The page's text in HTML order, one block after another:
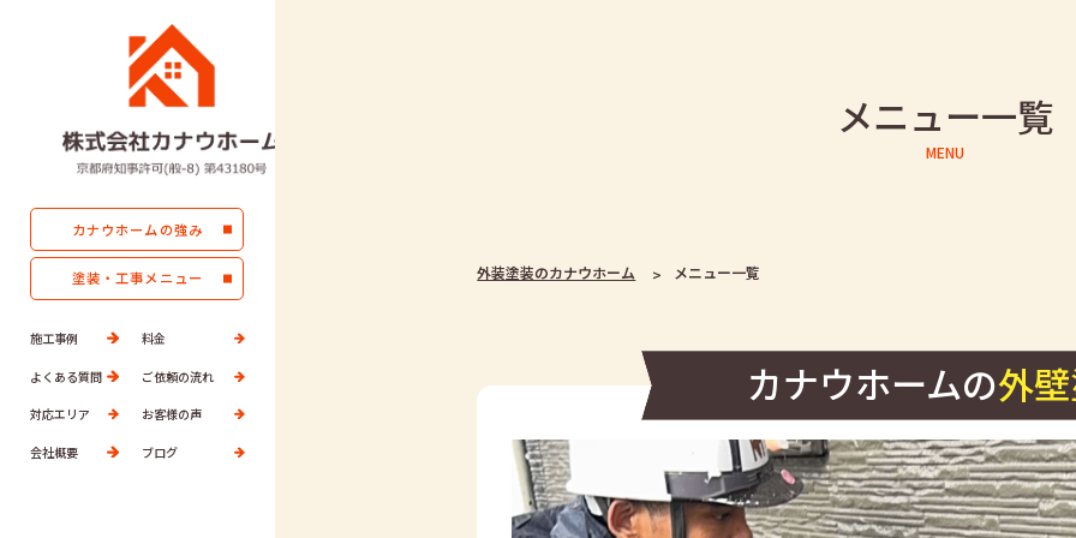
カナウホームの強み
塗装・工事メニュー
施工事例 料金
よくある質問 ご依頼の流れ
対応エリア お客様の声
会社概要 ブログ
メニュー一覧
MENU
外装塗装のカナウホーム メニュー一覧
カナウホームの外